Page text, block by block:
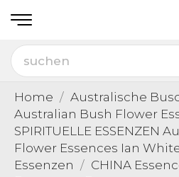
Home
Australische
Australian Bush Flower
SPIRITUELLE ESSENZEN
Flower Essences Ian
Essenzen
CHINA